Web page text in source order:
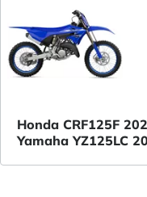
Honda CRF125F
Yamaha YZ125LC